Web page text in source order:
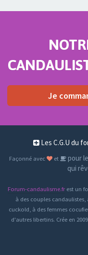
Je
Les C.G.U du
Façonné avec et
pour
qui
Forum-candaulisme.frest un
à des couples
cuckold, à des femmes
d'autres libertins. Crée en